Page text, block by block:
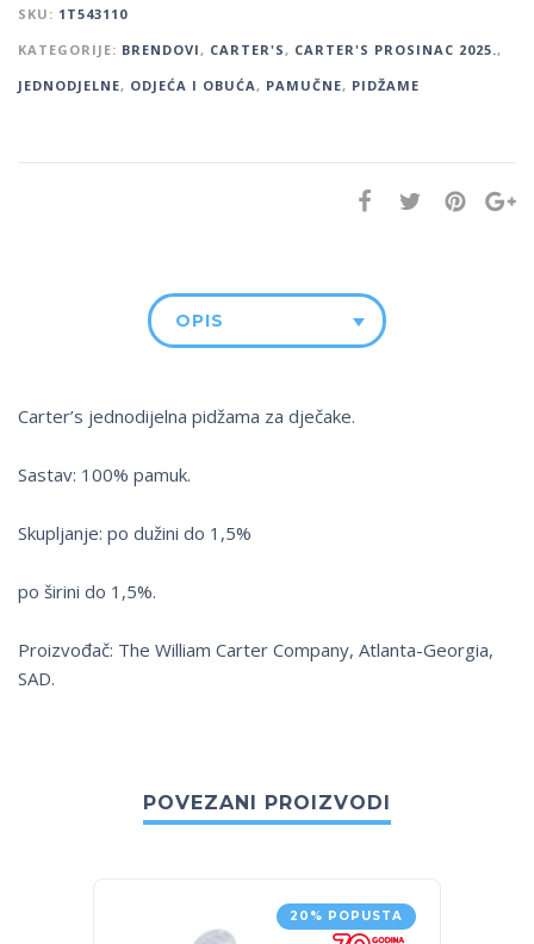
SKU: 1T543110
KATEGORIJE: BRENDOVI, CARTER'S, CARTER'S PROSINAC 2025.,
JEDNODJELNE, ODJEĆA I OBUĆA, PAMUČNE, PIDŽAME
OPIS
Carter’s jednodijelna pidžama za dječake.
Sastav: 100% pamuk.
Skupljanje: po dužini do 1,5%
po širini do 1,5%.
Proizvođač: The William Carter Company, Atlanta-Georgia,
SAD.
POVEZANI PROIZVODI
20% POPUSTA